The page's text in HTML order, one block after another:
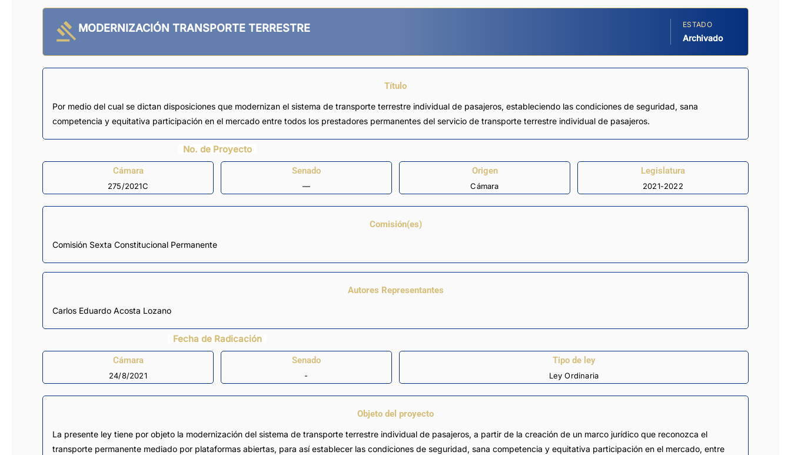
MODERNIZACIÓN TRANSPORTE TERRESTRE ESTADO
Archivado
Título
Por medio del cual se dictan disposiciones que modernizan el sistema de transporte terrestre individual de pasajeros, estableciendo las condiciones de seguridad, sana
competencia y equitativa participación en el mercado entre todos los prestadores permanentes del servicio de transporte terrestre individual de pasajeros.
No. de Proyecto
Cámara
275/2021C
Senado
—
Origen
Cámara
Legislatura
2021-2022
Comisión(es)
Comisión Sexta Constitucional Permanente
Autores Representantes
Carlos Eduardo Acosta Lozano
Fecha de Radicación
Cámara
24/8/2021
Senado
-
Tipo de ley
Ley Ordinaria
Objeto del proyecto
La presente ley tiene por objeto la modernización del sistema de transporte terrestre individual de pasajeros, a partir de la creación de un marco jurídico que reconozca el
transporte permanente mediado por plataformas abiertas, para así establecer las condiciones de seguridad, sana competencia y equitativa participación en el mercado, entre